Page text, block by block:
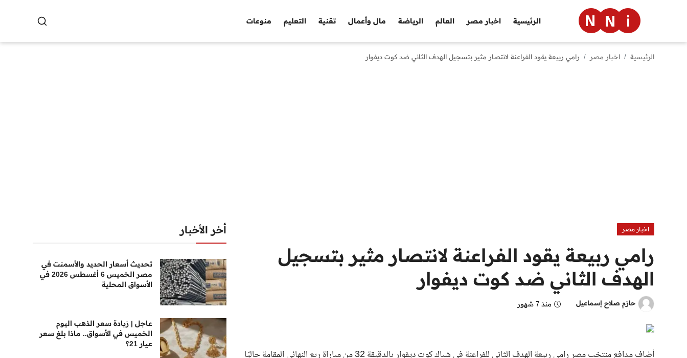
الرئيسية اخبار مصر العالم الرياضة مال وأعمال تقنية التعليم منوعات
منوعات
الرئيسية اخبار مصر رامي ربيعة يقود الفراعنة لانتصار مثير بتسجيل الهدف الثاني ضد كوت ديفوار
اخبار مصر
رامي ربيعة يقود الفراعنة لانتصار مثير بتسجيل
الهدف الثاني ضد كوت ديفوار
حازم صلاح إسماعيل منذ 7 شهور
أضاف مدافع منتخب مصر رامي ربيعة الهدف الثاني للفراعنة في شباك كوت ديفوار بالدقيقة 32 من مباراة ربع النهائي المقامة حاليًا
أخر الأخبار
تحديث أسعار الحديد والأسمنت في
مصر الخميس 6 أغسطس 2026 في
الأسواق المحلية
عاجل | زيادة سعر الذهب اليوم
الخميس في الأسواق.. ماذا بلغ سعر
عيار 21؟